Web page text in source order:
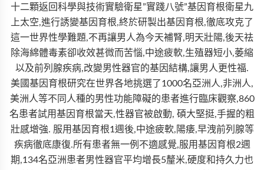
十二顆返回科學與技術實驗衛星”實踐八號”基因育根衛星九
上太空,進行誘變基因育根,終於研製出基因育根,徹底攻克了
這一世界性學難題,不再讓男人為今天補腎,明天壯陽,後天祛
除海綿體毒素卻收效甚微而苦惱,中途疲軟,生殖器短小,萎縮
以及前列腺疾病,改變男性器官的基因結構,讓男人更性福.
美國基因育根研究在世界各地挑選了1000名亞洲人,非洲人,
美洲人等不同人種的男性功能障礙的患者進行臨床觀察,860
名患者試用基因育根當天,性器官被啟動, 碩大堅挺,手握的粗
壯感增強. 服用基因育根1週後,中途疲軟,陽痿,早洩前列腺等
疾病徹底康復.所有患者無一例不適感覺,服用基因育根2週
期,134名亞洲患者男性器官平均增長5釐米,硬度和持久力也